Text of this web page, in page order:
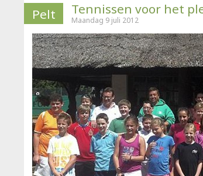
Pelt Tennissen voor het
Maandag 9 juli 2012